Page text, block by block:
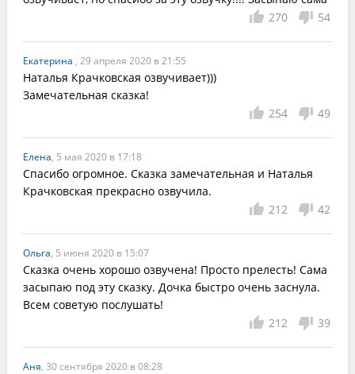
270
54
Екатерина , 29 апреля 2020 в 21:55
Наталья Крачковская озвучивает)))
Замечательная сказка!
254
49
Елена, 5 мая 2020 в 17:18
Спасибо огромное. Сказка замечательная и Наталья
Крачковская прекрасно озвучила.
212
42
Ольга, 5 июня 2020 в 15:07
Сказка очень хорошо озвучена! Просто прелесть! Сама
засыпаю под эту сказку. Дочка быстро очень заснула.
Всем советую послушать!
212
39
Аня, 30 сентября 2020 в 08:28